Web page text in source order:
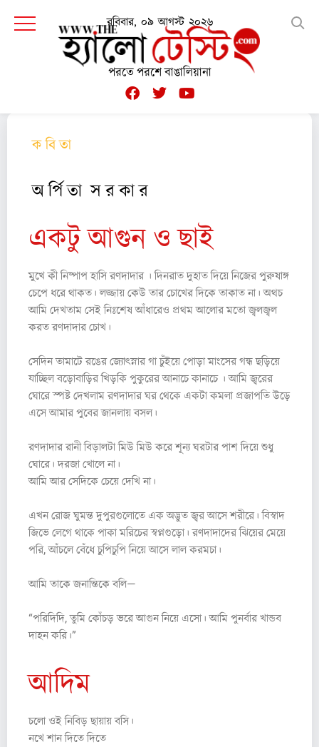
রবিবার, ০৯ আগস্ট ২০২৬
পরতে পরশে বাঙালিয়ানা
ক বি তা
অ র্পি তা স র কা র
একটু আগুন ও ছাই
মুখে কী নিষ্পাপ হাসি রণদাদার । দিনরাত দুহাত দিয়ে নিজের পুরুষাঙ্গ
চেপে ধরে থাকত। লজ্জায় কেউ তার চোখের দিকে তাকাত না। অথচ
আমি দেখতাম সেই নিঃশেষ আঁধারেও প্রথম আলোর মতো জ্বলজ্বল
করত রণদাদার চোখ।
সেদিন তামাটে রঙের জ্যোৎস্নার গা চুঁইয়ে পোড়া মাংসের গন্ধ ছড়িয়ে
যাচ্ছিল বড়োবাড়ির খিড়কি পুকুরের আনাচে কানাচে । আমি জ্বরের
ঘোরে স্পষ্ট দেখলাম রণদাদার ঘর থেকে একটা কমলা প্রজাপতি উড়ে
এসে আমার পুবের জানলায় বসল।
রণদাদার রানী বিড়ালটা মিউ মিউ করে শূন্য ঘরটার পাশ দিয়ে শুধু
ঘোরে। দরজা খোলে না।
আমি আর সেদিকে চেয়ে দেখি না।
এখন রোজ ঘুমন্ত দুপুরগুলোতে এক অদ্ভুত জ্বর আসে শরীরে। বিস্বাদ
জিভে লেগে থাকে পাকা মরিচের স্বপ্নগুড়ো। রণদাদাদের ঝিয়ের মেয়ে
পরি, আঁচলে বেঁধে চুপিচুপি নিয়ে আসে লাল করমচা।
আমি তাকে জনান্তিকে বলি—
“পরিদিদি, তুমি কোঁচড় ভরে আগুন নিয়ে এসো। আমি পুনর্বার খান্ডব
দাহন করি।”
আদিম
চলো ওই নিবিড় ছায়ায় বসি।
নখে শান দিতে দিতে